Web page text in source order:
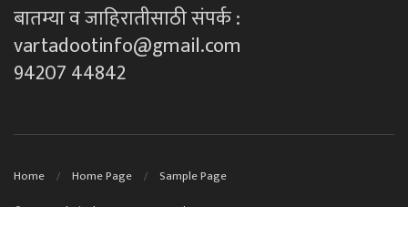
बातम्या व जाहिरातीसाठी संपर्क :
vartadootinfo@gmail.com
94207 44842
Home Home Page Sample Page
© 2023Technical Support By DK techno's